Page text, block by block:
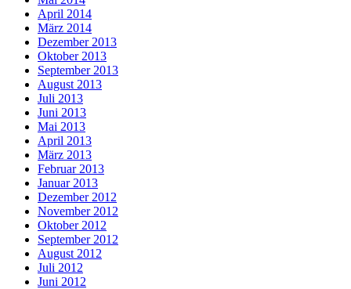
April 2014
März 2014
Dezember 2013
Oktober 2013
September 2013
August 2013
Juli 2013
Juni 2013
Mai 2013
April 2013
März 2013
Februar 2013
Januar 2013
Dezember 2012
November 2012
Oktober 2012
September 2012
August 2012
Juli 2012
Juni 2012